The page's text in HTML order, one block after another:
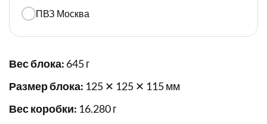
ПВЗ Москва
Вес блока: 645 г
Размер блока: 125 ✕ 125 ✕ 115 мм
Вес коробки: 16.280 г